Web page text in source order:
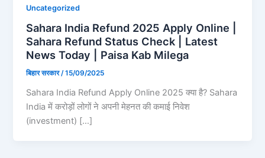
Uncategorized
Sahara India Refund 2025 Apply Online |
Sahara Refund Status Check | Latest
News Today | Paisa Kab Milega
बिहार सरकार/15/09/2025
Sahara India Refund Apply Online 2025 क्या है? Sahara
India में करोड़ों लोगों ने अपनी मेहनत की कमाई निवेश
(investment) […]